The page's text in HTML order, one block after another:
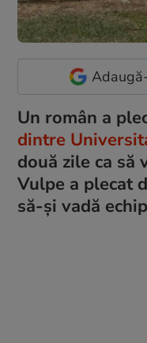
Un român a
dintre
două zile ca să
Vulpe a plecat
să-și vadă